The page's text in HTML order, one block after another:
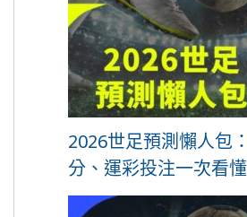
2026世足預測懶人包
分、運彩投注一次看懂